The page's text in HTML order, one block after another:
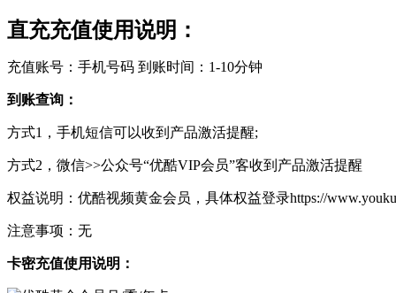
直充充值使用说明：
充值账号：手机号码 到账时间：1-10分钟
到账查询：
方式1，手机短信可以收到产品激活提醒;
方式2，微信>>公众号“优酷VIP会员”客收到产品激活提醒
权益说明：优酷视频黄金会员，具体权益登录https://
注意事项：无
卡密充值使用说明：